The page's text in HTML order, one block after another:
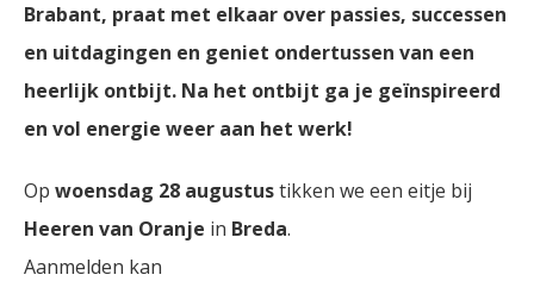
Brabant, praat met elkaar over passies, successen
en uitdagingen en geniet ondertussen van een
heerlijk ontbijt. Na het ontbijt ga je geïnspireerd
en vol energie weer aan het werk!
Op woensdag 28 augustustikken we een eitje bij
Heeren van Oranje in Breda.
Aanmelden kan